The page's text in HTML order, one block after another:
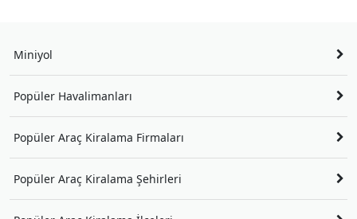
Miniyol
Popüler Havalimanları
Popüler Araç Kiralama Firmaları
Popüler Araç Kiralama Şehirleri